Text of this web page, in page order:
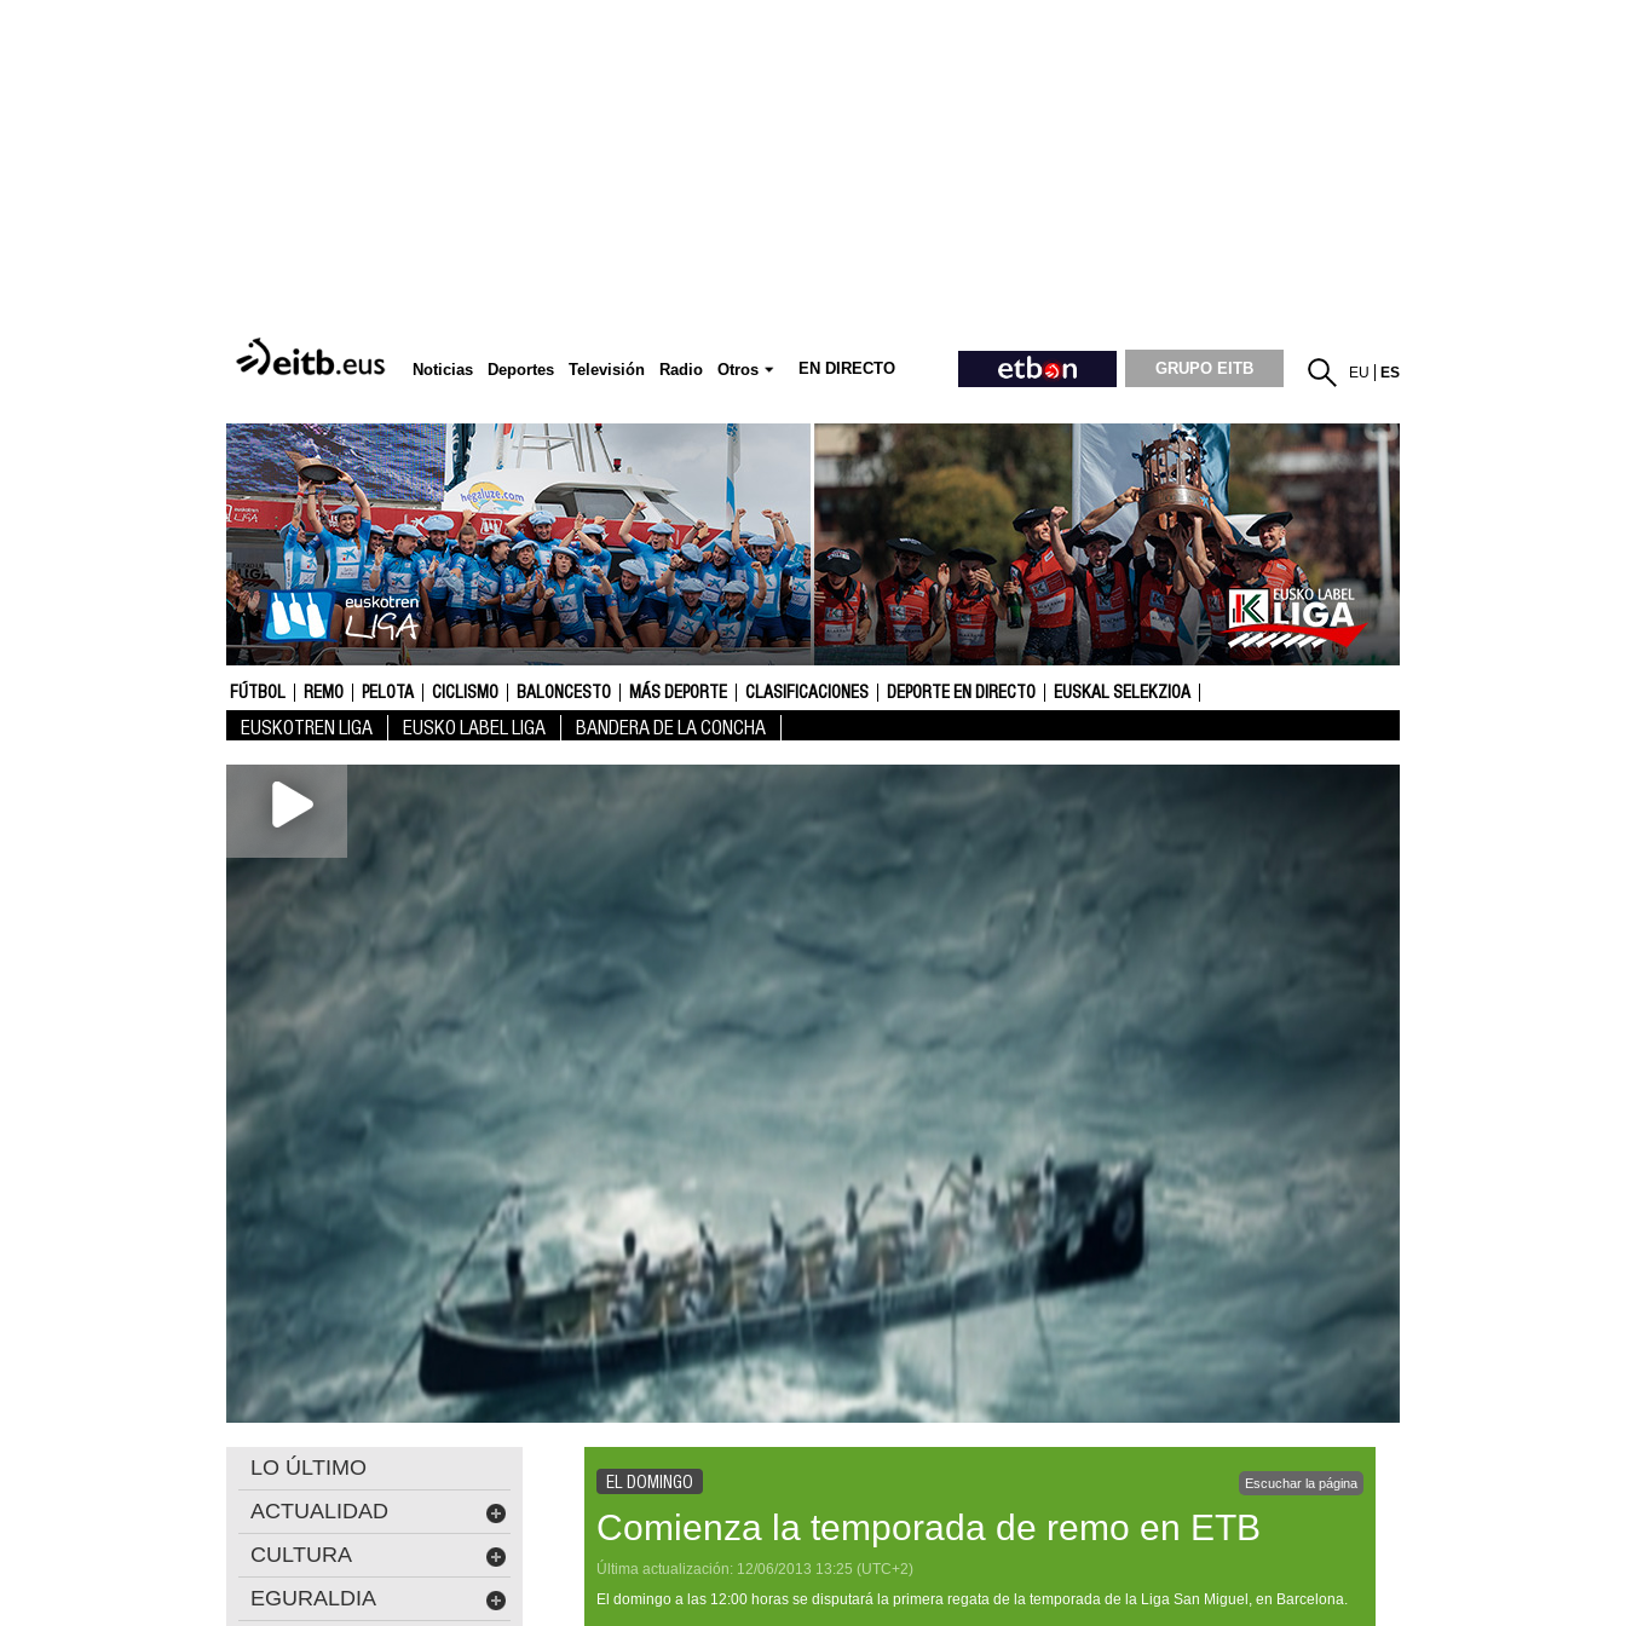
Noticias Deportes Televisión Radio Otros EN DIRECTO GRUPO EITB EU ES
FÚTBOL REMO PELOTA CICLISMO BALONCESTO MÁS DEPORTE CLASIFICACIONES DEPORTE EN DIRECTO EUSKAL SELEKZIOA
EUSKOTREN LIGA EUSKO LABEL LIGA BANDERA DE LA CONCHA
EL DOMINGO Escuchar la página
Comienza la temporada de remo en ETB
Última actualización: 12/06/2013 13:25 (UTC+2)
El domingo a las 12:00 horas se disputará la primera regata de la temporada de la Liga San Miguel, en Barcelona.
LO ÚLTIMO
ACTUALIDAD
CULTURA
EGURALDIA